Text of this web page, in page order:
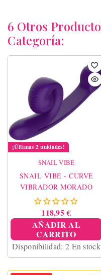
6 Otros
Categoría:
¡Últimas 2 unidades!
SNAIL VIBE
SNAIL VIBE - CURVE
VIBRADOR MORADO
118,95 €
AÑADIR AL
CARRITO
Disponibilidad: 2 En stock